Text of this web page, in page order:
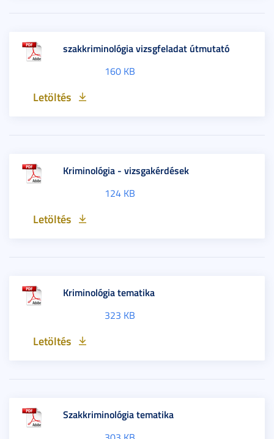
szakkriminológia vizsgfeladat útmutató
160 KB
Letöltés
Kriminológia - vizsgakérdések
124 KB
Letöltés
Kriminológia tematika
323 KB
Letöltés
Szakkriminológia tematika